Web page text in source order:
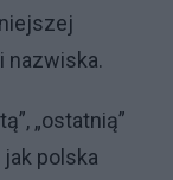
nazwiska.
„ostatnią”
jak polska